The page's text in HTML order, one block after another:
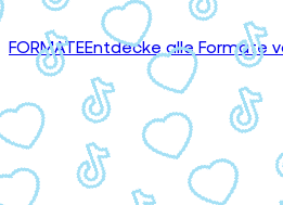
FORMATEEntdecke alle Formate